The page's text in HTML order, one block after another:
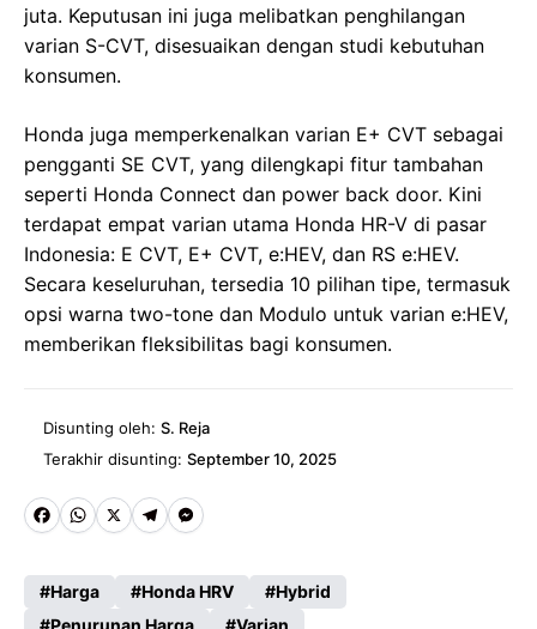
juta. Keputusan ini juga melibatkan penghilangan
varian S-CVT, disesuaikan dengan studi kebutuhan
konsumen.
Honda juga memperkenalkan varian E+ CVT sebagai
pengganti SE CVT, yang dilengkapi fitur tambahan
seperti Honda Connect dan power back door. Kini
terdapat empat varian utama Honda HR-V di pasar
Indonesia: E CVT, E+ CVT, e:HEV, dan RS e:HEV.
Secara keseluruhan, tersedia 10 pilihan tipe, termasuk
opsi warna two-tone dan Modulo untuk varian e:HEV,
memberikan fleksibilitas bagi konsumen.
Disunting oleh: S. Reja
Terakhir disunting: September 10, 2025
Fa
b
W
ts
X
Te
gr
M
se
Harga Honda HRV
Hybrid